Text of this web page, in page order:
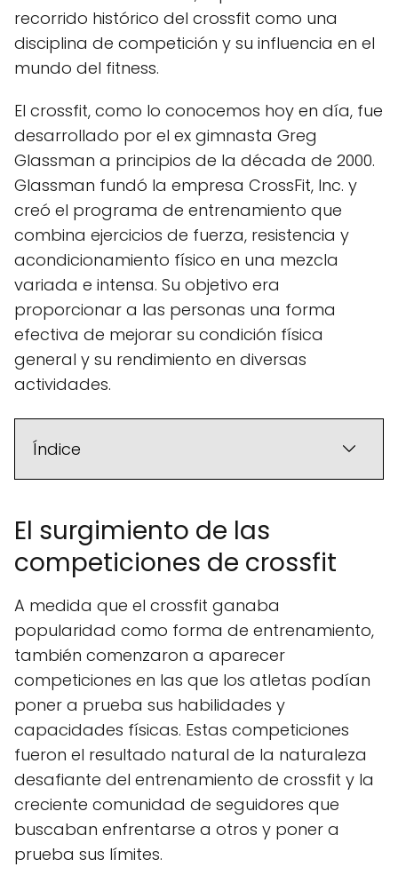
recorrido histórico del crossfit como una
disciplina de competición y su influencia en el
mundo del fitness.
El crossfit, como lo conocemos hoy en día, fue
desarrollado por el ex gimnasta Greg
Glassman a principios de la década de 2000.
Glassman fundó la empresa CrossFit, Inc. y
creó el programa de entrenamiento que
combina ejercicios de fuerza, resistencia y
acondicionamiento físico en una mezcla
variada e intensa. Su objetivo era
proporcionar a las personas una forma
efectiva de mejorar su condición física
general y su rendimiento en diversas
actividades.
Índice
El surgimiento de las
competiciones de crossfit
A medida que el crossfit ganaba
popularidad como forma de entrenamiento,
también comenzaron a aparecer
competiciones en las que los atletas podían
poner a prueba sus habilidades y
capacidades físicas. Estas competiciones
fueron el resultado natural de la naturaleza
desafiante del entrenamiento de crossfit y la
creciente comunidad de seguidores que
buscaban enfrentarse a otros y poner a
prueba sus límites.